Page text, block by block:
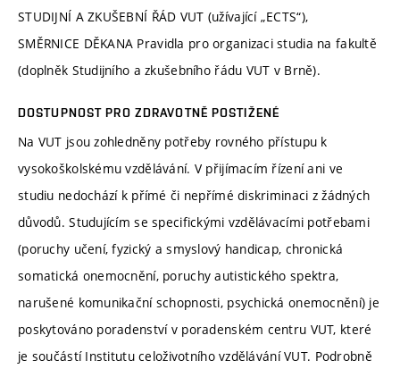
STUDIJNÍ A ZKUŠEBNÍ ŘÁD VUT (užívající „ECTS“),
SMĚRNICE DĚKANA Pravidla pro organizaci studia na fakultě
(doplněk Studijního a zkušebního řádu VUT v Brně).
DOSTUPNOST PRO ZDRAVOTNĚ POSTIŽENÉ
Na VUT jsou zohledněny potřeby rovného přístupu k
vysokoškolskému vzdělávání. V přijímacím řízení ani ve
studiu nedochází k přímé či nepřímé diskriminaci z žádných
důvodů. Studujícím se specifickými vzdělávacími potřebami
(poruchy učení, fyzický a smyslový handicap, chronická
somatická onemocnění, poruchy autistického spektra,
narušené komunikační schopnosti, psychická onemocnění) je
poskytováno poradenství v poradenském centru VUT, které
je součástí Institutu celoživotního vzdělávání VUT. Podrobně